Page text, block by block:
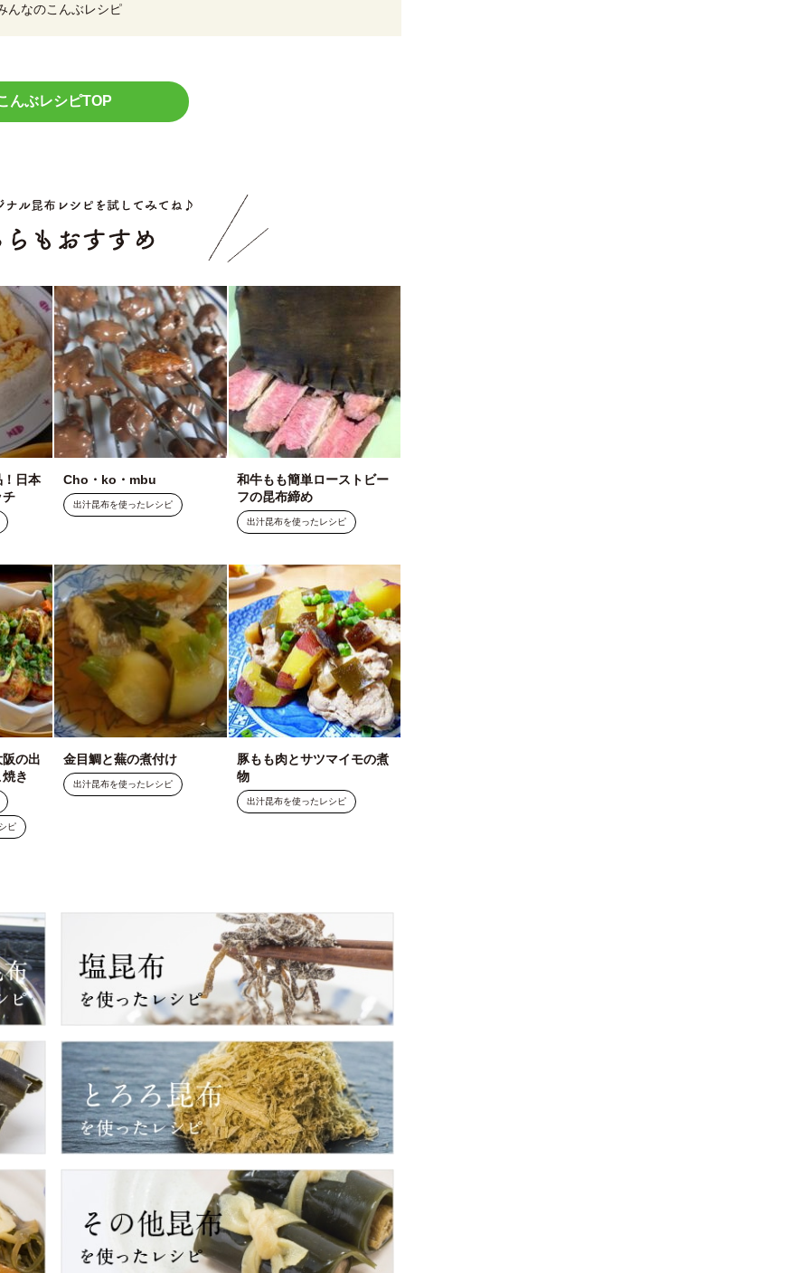
んなのこんぶレシピ
んぶレシピTOP
日本
チ
Cho・ko・mbu
出汁昆布を使ったレシピ
和牛もも簡単ローストビー
フの昆布締め
出汁昆布を使ったレシピ
の出
き
ピ
金目鯛と蕪の煮付け
出汁昆布を使ったレシピ
豚もも肉とサツマイモの煮
物
出汁昆布を使ったレシピ